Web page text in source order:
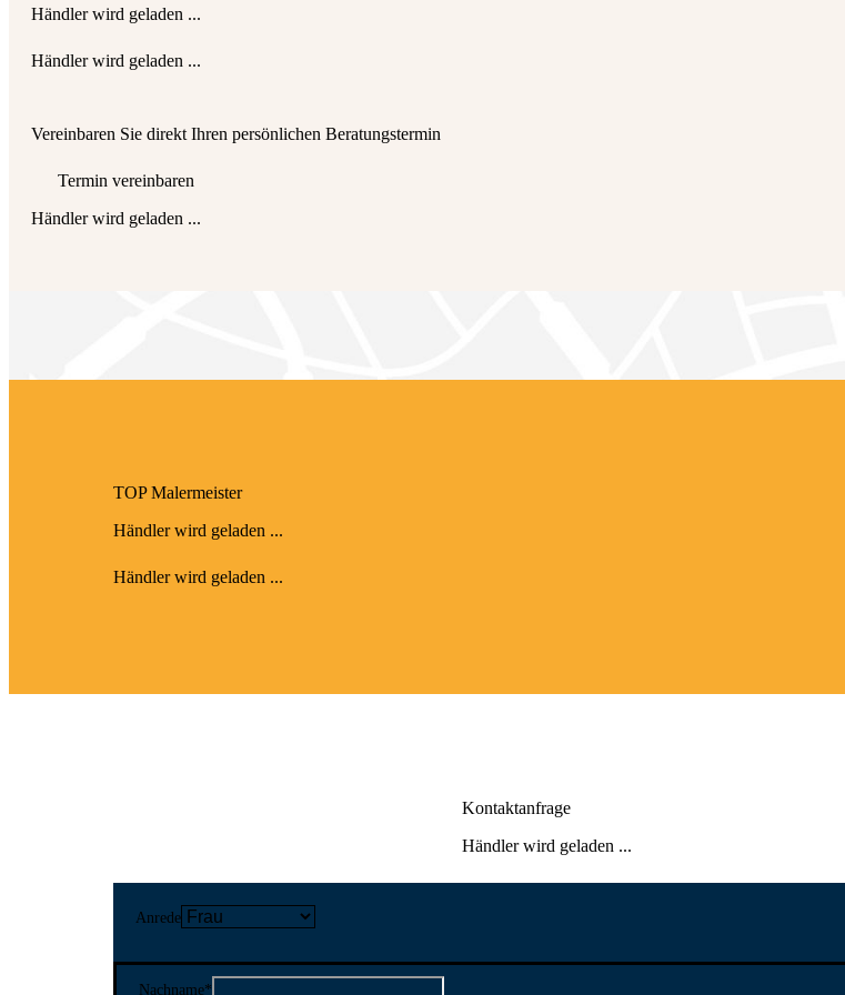
Händler wird geladen ...
Händler wird geladen ...
Vereinbaren Sie direkt Ihren persönlichen Beratungstermin
Termin vereinbaren
Händler wird geladen ...
TOP Maler­meister
Händler wird geladen ...
Händler wird geladen ...
Kontaktanfrage
Händler wird geladen ...
Anrede
Nachname*